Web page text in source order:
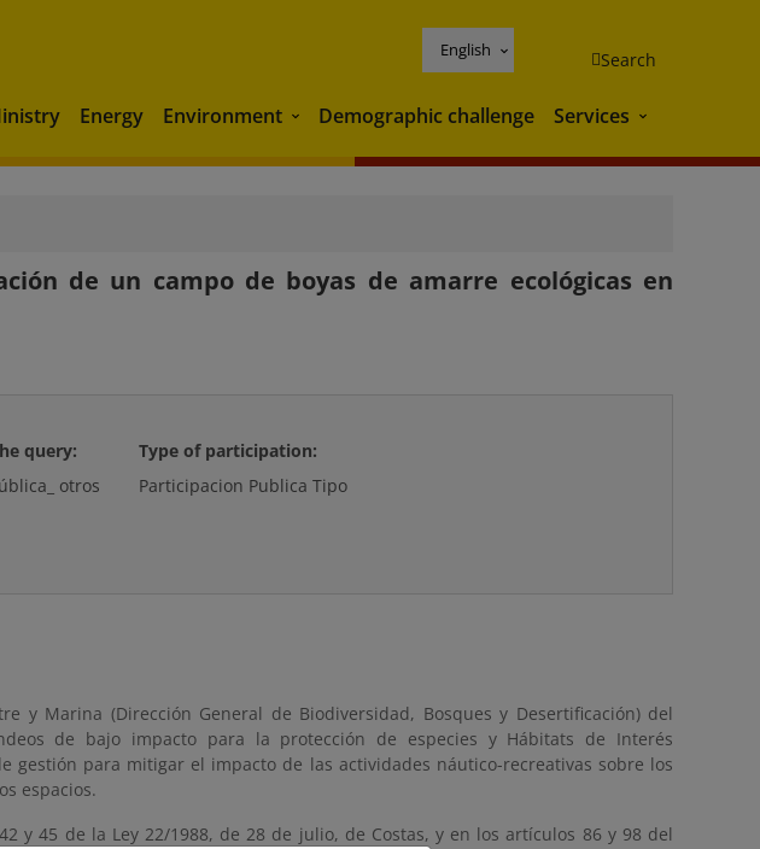
English Search
Energy Environment Environment
Demographic challenge Services Services
de un campo de boyas de amarre ecológicas en
query:
otros
Type of participation:
Participacion Publica Tipo
y Marina (Dirección General de Biodiversidad, Bosques y Desertificación) del
de bajo impacto para la protección de especies y Hábitats de Interés
gestión para mitigar el impacto de las actividades náutico-recreativas sobre los
espacios.
y 45 de la Ley 22/1988, de 28 de julio, de Costas, y en los artículos 86 y 98 del